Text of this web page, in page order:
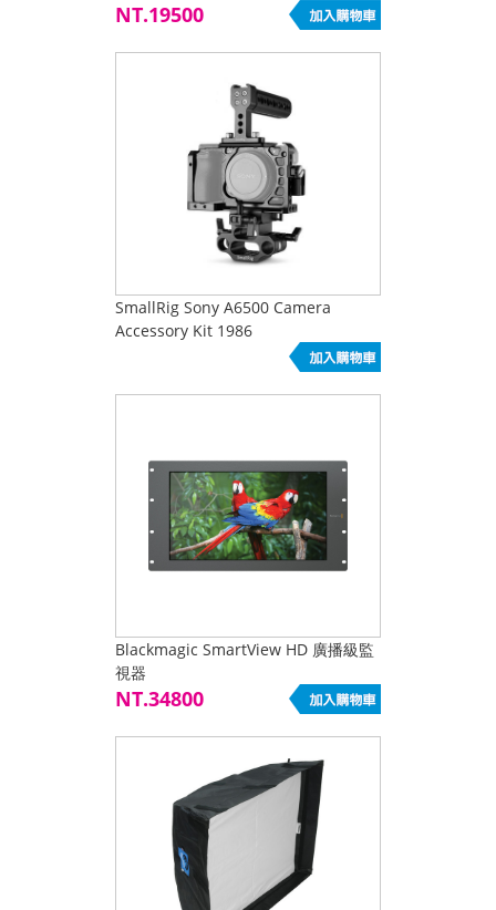
NT.19500
SmallRig Sony A6500 Camera
Accessory Kit 1986
Blackmagic SmartView HD 廣播級監
視器
NT.34800